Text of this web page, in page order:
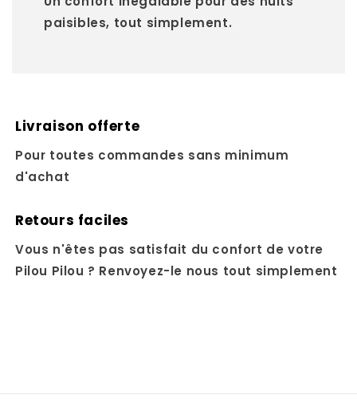
paisibles, tout simplement.
Livraison offerte
Pour toutes commandes sans minimum
d'achat
Retours faciles
Vous n'êtes pas satisfait du confort de votre
Pilou Pilou ? Renvoyez-le nous tout simplement